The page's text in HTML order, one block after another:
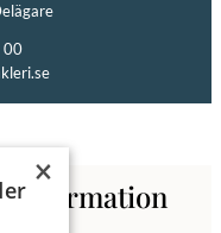
00
information
×